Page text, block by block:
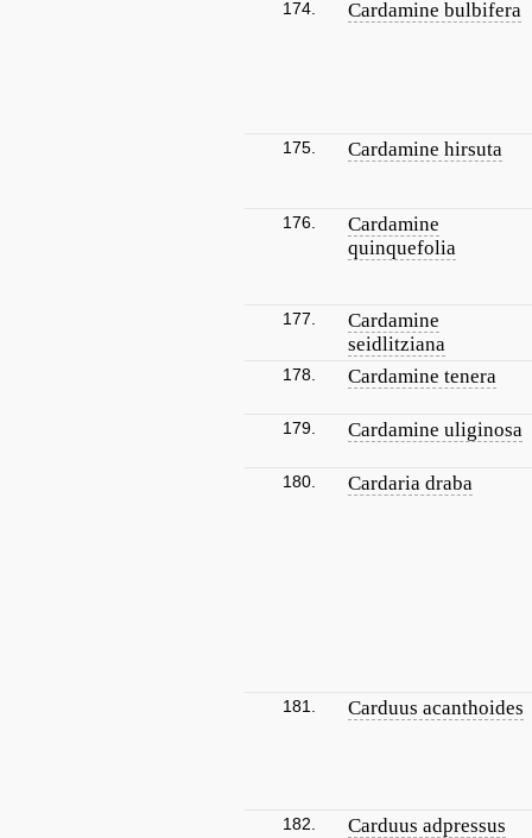
174. Cardamine bulbifera
175. Cardamine hirsuta
176.
Cardamine
quinquefolia
177.
Cardamine
seidlitziana
178. Cardamine tenera
179. Cardamine uliginosa
180. Cardaria draba
181. Carduus acanthoides
182. Carduus adpressus